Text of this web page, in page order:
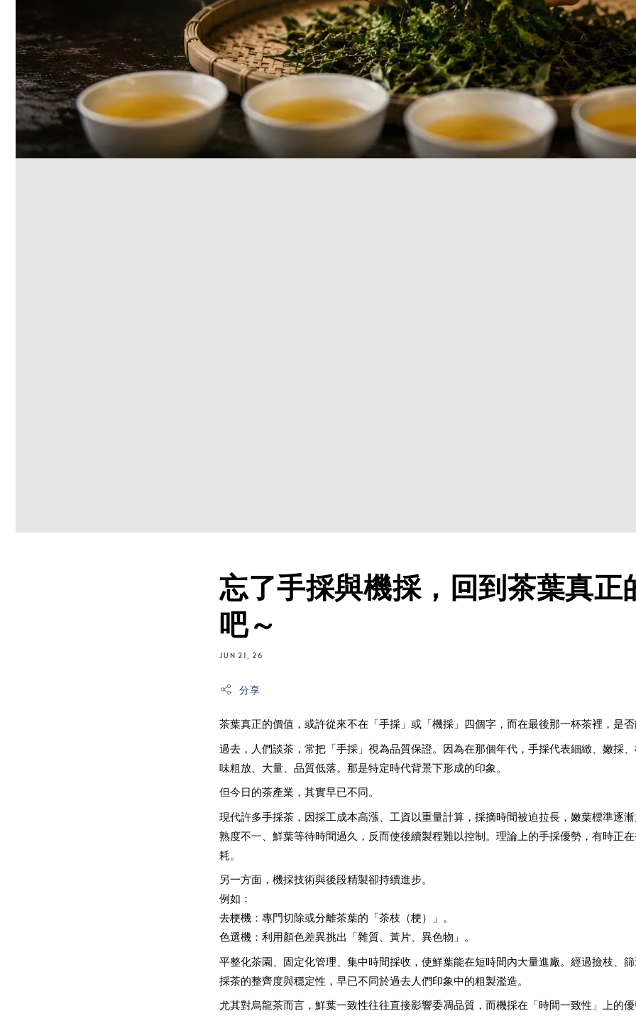
忘了手採與機採，回到茶葉真正
吧～
JUN 21, 26
分享
茶葉真正的價值，或許從來不在「手採」或「機採」四個字，而在最後那一杯茶裡，是否
過去，人們談茶，常把「手採」視為品質保證。因為在那個年代，手採代表細緻、嫩採
味粗放、大量、品質低落。那是特定時代背景下形成的印象。
但今日的茶產業，其實早已不同。
現代許多手採茶，因採工成本高漲、工資以重量計算，採摘時間被迫拉長，嫩葉標準逐
熟度不一、鮮葉等待時間過久，反而使後續製程難以控制。理論上的手採優勢，有時正
耗。
另一方面，機採技術與後段精製卻持續進步。
例如：
去梗機：專門切除或分離茶葉的「茶枝（梗）」。
色選機：利用顏色差異挑出「雜質、黃片、異色物」。
平整化茶園、固定化管理、集中時間採收，使鮮葉能在短時間內大量進廠。經過撿枝、
採茶的整齊度與穩定性，早已不同於過去人們印象中的粗製濫造。
尤其對烏龍茶而言，鮮葉一致性往往直接影響委凋品質，而機採在「時間一致性」上的